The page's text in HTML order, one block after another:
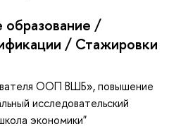
/
/ Стажировки
ООП ВШБ», повышение
исследовательский
экономики"